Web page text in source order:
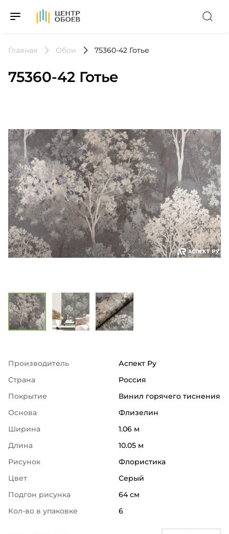
На Главную
Главная Обои 75360-42 Готье
75360-42 Готье
Производитель
Аспект Ру
Страна
Россия
Покрытие
Винил горячего тиснения
Основа
Флизелин
Ширина
1.06 м
Длина
10.05 м
Рисунок
Флористика
Цвет
Серый
Подгон рисунка
64 см
Кол-во в упаковке
6